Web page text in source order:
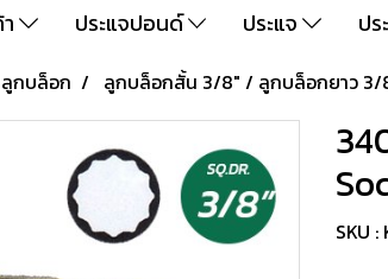
ประแจปอนด์ ประแจ ป
ลูกบล็อก ลูกบล็อกสั้น 3/8" / ลูกบล็อกยาว 3/
SKU